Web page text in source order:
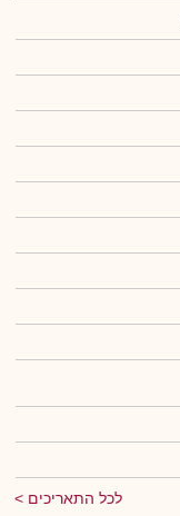
לכל התאריכים